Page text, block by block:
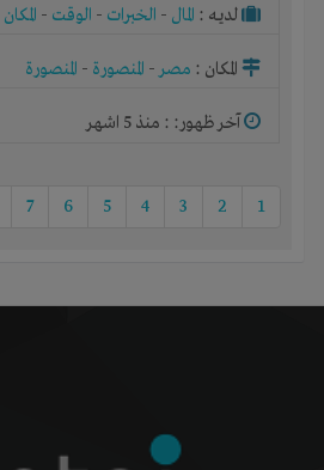
لديـه : المال - الخبرات - الوقت - المكان
المكان : مصر- المنصورة - المنصورة
آخر ظهور: : منذ 5 اشهر
1
2
3
4
5
6
7